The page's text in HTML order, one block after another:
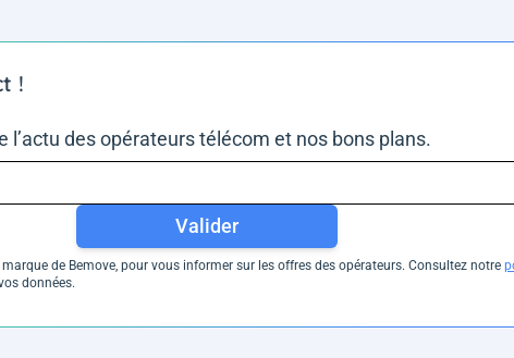
!
l’actu des opérateurs télécom et nos bons plans.
Valider
de Bemove, pour vous informer sur les offres des opérateurs. Consultez notre
données.